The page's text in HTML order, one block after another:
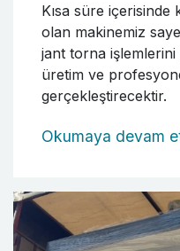
Kısa süre
olan makinemiz
jant torna işlemlerini
üretim ve
gerçekleştirecektir.
Okumaya devam